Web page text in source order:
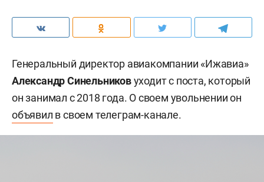
Генеральный директор авиакомпании «Ижавиа»
Александр Синельниковуходит с поста, который
он занимал с 2018 года. О своем увольнении он
объявил в своем телеграм-канале.